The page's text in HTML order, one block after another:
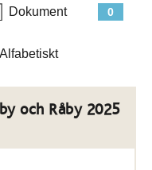
0
Dokument
Alfabetiskt
och Råby 2025